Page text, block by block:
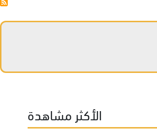
الأكثر مشاهدة